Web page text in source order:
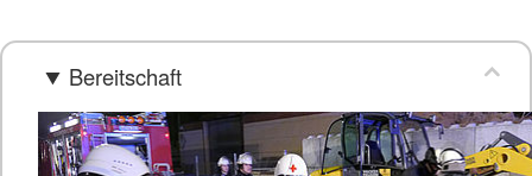
Bereitschaft